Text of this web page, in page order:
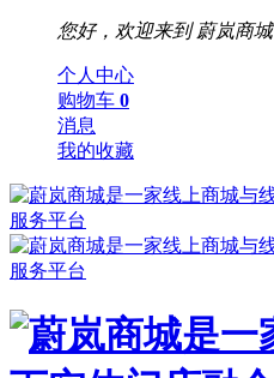
您好，欢迎来到 蔚岚商城
个人中心
购物车 0
消息
我的收藏